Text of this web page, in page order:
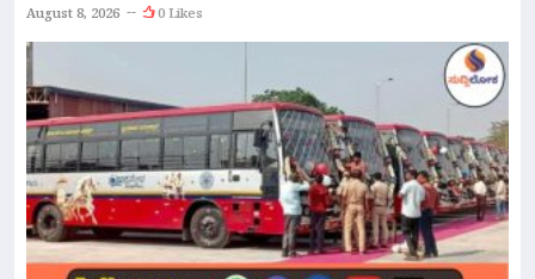
August 8, 2026 0 Likes